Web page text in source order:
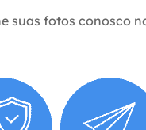
suas fotos conosco